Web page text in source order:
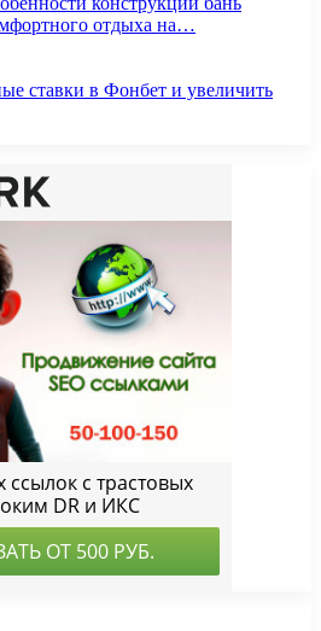
отдыха на…
ставки в Фонбет и увеличить